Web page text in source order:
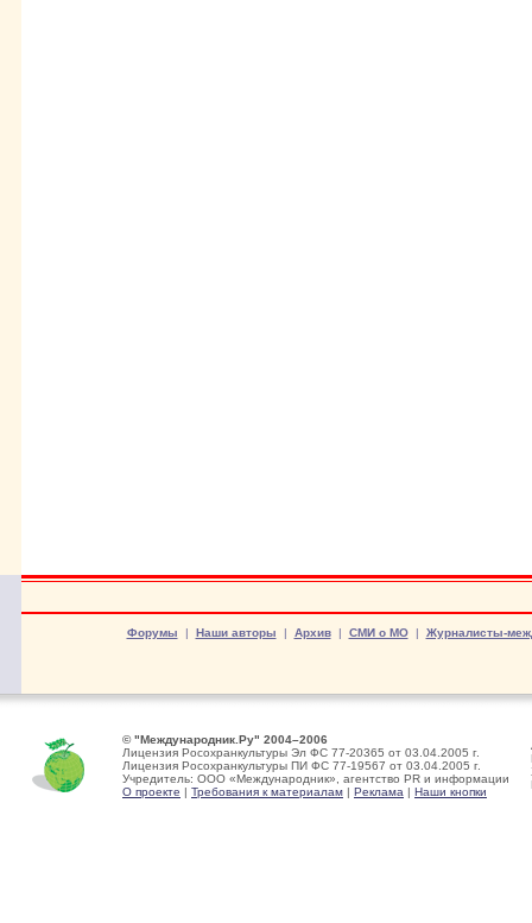
Форумы | Наши авторы | Архив| СМИ о МО| Журналисты-
© "Международник.Ру" 2004–2006
Лицензия Росохранкультуры Эл ФС 77-20365 от 03.04.2005 г.
Лицензия Росохранкультуры ПИ ФС 77-19567 от 03.04.2005 г.
Учредитель: ООО «Международник», агентство PR и информации
О проекте | Требования к материалам | Реклама | Наши кнопки